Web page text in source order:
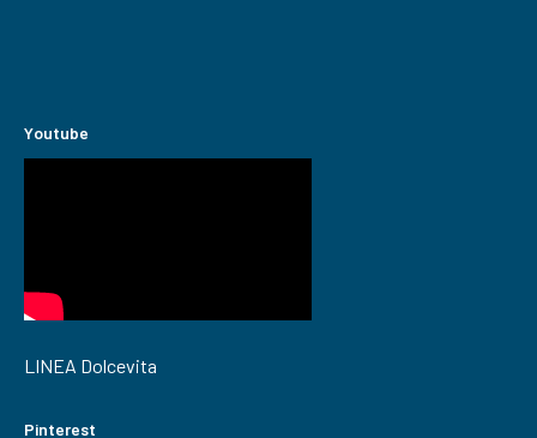
Youtube
LINEA Dolcevita
Pinterest